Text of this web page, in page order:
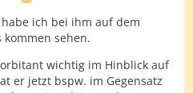
ich bei ihm auf dem
sehen.
wichtig im Hinblick auf
er jetzt bspw. im Gegensatz